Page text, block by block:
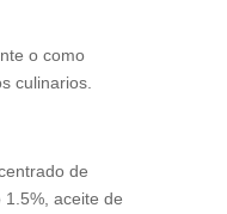
o como
culinarios.
de
aceite de